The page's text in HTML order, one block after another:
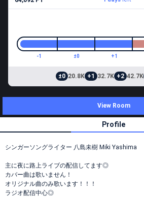
-1 ±0 +1
±0 20.8K +1 32.7K +2 42.7K
View Room
Profile
シンガーソングライター 八島未樹 Miki Yashima
主に夜に路上ライブの配信してます◎
カバー曲は歌いません！
オリジナル曲のみ歌います！！！
ラジオ配信中心◎